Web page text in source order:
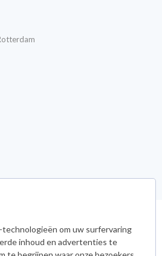
om uw surfervaring
inhoud en advertenties te